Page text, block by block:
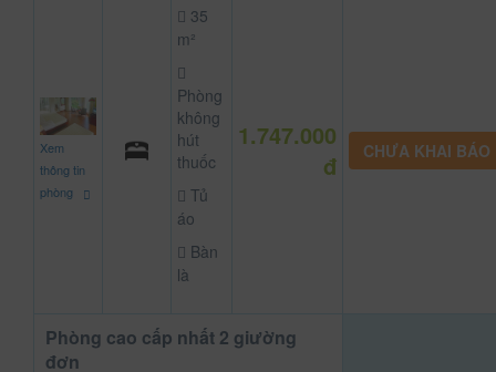
Xem
thông tin
phòng
35
m²
Phòng
không
hút
thuốc
Tủ
áo
Bàn
là
1.747.000
đ
CHƯA KHAI BÁO
Phòng cao cấp nhất 2 giường
đơn